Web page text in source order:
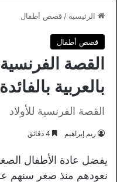
الرئيسية / قصص أطفال
قصص أطفال
القصة
بالعربية
القصة الفرنسية للأولاد
ريم إبراهيم
يفضل عادة الأطفال
نعودهم منذ صغر سنهم